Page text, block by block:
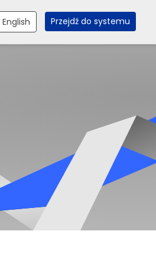
English Przejdź do systemu